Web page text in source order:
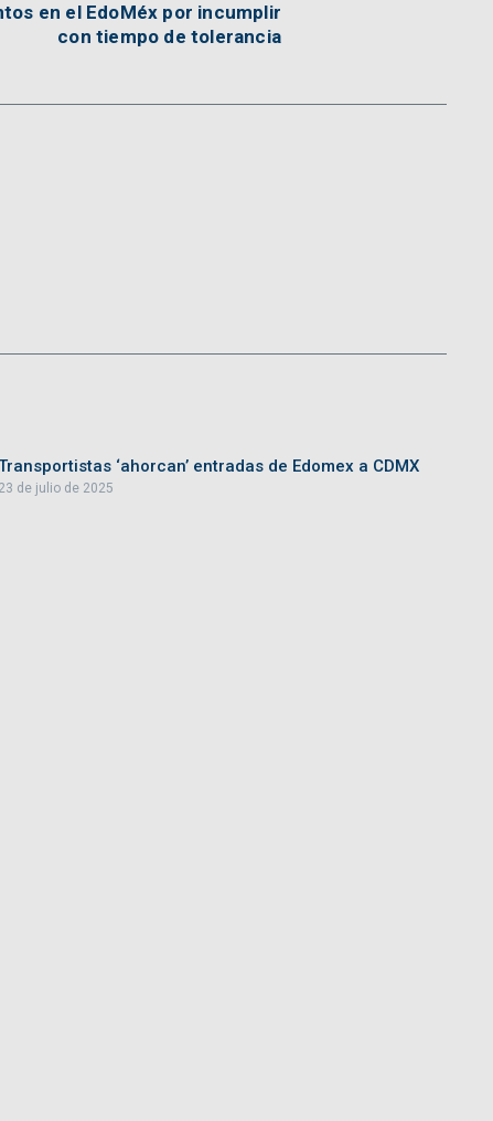
en el EdoMéx por incumplir
con tiempo de tolerancia
‘ahorcan’ entradas de Edomex a CDMX
23 de julio de 2025